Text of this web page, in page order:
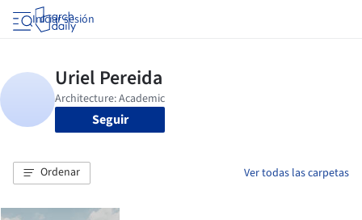
Iniciar sesión
Seguir
Ordenar Ver todas las carpetas